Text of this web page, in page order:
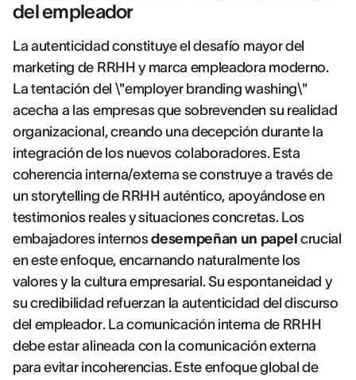
del empleador
La autenticidad constituye el desafío mayor del
marketing de RRHH y marca empleadora moderno.
La tentación del \"employer branding washing\"
acecha a las empresas que sobrevenden su realidad
organizacional, creando una decepción durante la
integración de los nuevos colaboradores. Esta
coherencia interna/externa se construye a través de
un storytelling de RRHH auténtico, apoyándose en
testimonios reales y situaciones concretas. Los
embajadores internosdesempeñan un papel crucial
en este enfoque, encarnando naturalmente los
valores y la cultura empresarial. Su espontaneidad y
su credibilidad refuerzan la autenticidad del discurso
del empleador. La comunicación interna de RRHH
debe estar alineada con la comunicación externa
para evitar incoherencias. Este enfoque global de